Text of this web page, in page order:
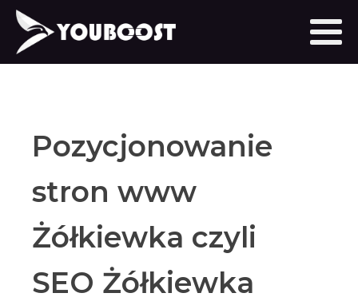
Pozycjonowanie
stron www
Żółkiewka czyli
SEO Żółkiewka